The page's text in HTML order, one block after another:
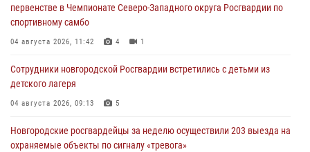
первенстве в Чемпионате Северо-Западного округа Росгвардии по
спортивному самбо
04 августа 2026, 11:42 4 1
Сотрудники новгородской Росгвардии встретились с детьми из
детского лагеря
04 августа 2026, 09:13 5
Новгородские росгвардейцы за неделю осуществили 203 выезда на
охраняемые объекты по сигналу «тревога»